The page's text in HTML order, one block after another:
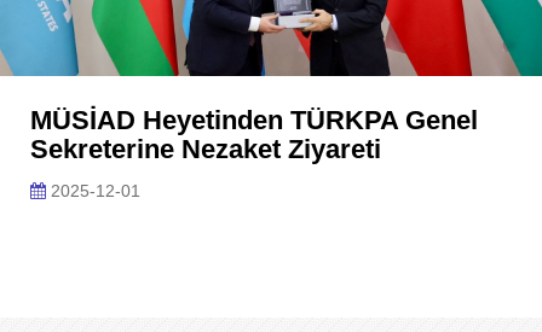
MÜSİAD Heyetinden TÜRKPA Genel
Sekreterine Nezaket Ziyareti
2025-12-01